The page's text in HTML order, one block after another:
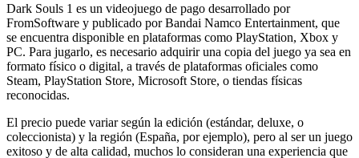
Dark Souls 1 es un videojuego de pago desarrollado por
FromSoftware y publicado por Bandai Namco Entertainment, que
se encuentra disponible en plataformas como PlayStation, Xbox y
PC. Para jugarlo, es necesario adquirir una copia del juego ya sea en
formato físico o digital, a través de plataformas oficiales como
Steam, PlayStation Store, Microsoft Store, o tiendas físicas
reconocidas.
El precio puede variar según la edición (estándar, deluxe, o
coleccionista) y la región (España, por ejemplo), pero al ser un juego
exitoso y de alta calidad, muchos lo consideran una experiencia que